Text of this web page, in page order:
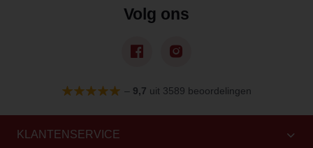
Volg ons
– 9,7 uit 3589 beoordelingen
KLANTENSERVICE